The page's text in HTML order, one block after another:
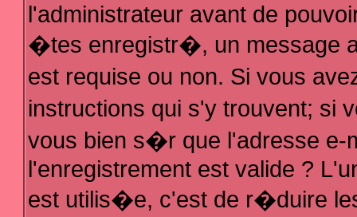
l'administrateur avant de
�tes enregistr�, un message
est requise ou non. Si vous
instructions qui s'y trouvent;
vous bien s�r que l'adresse e-
l'enregistrement est valide ?
est utilis�e, c'est de r�duire